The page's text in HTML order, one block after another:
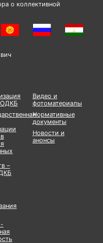
о коллективной
ОДКБ
–
Видео и
фотоматериалы
Нормативные
документы
Новости и
анонсы